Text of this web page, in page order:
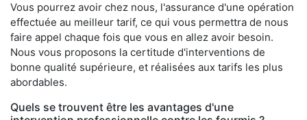
Vous pourrez avoir chez nous, l'assurance d'une opération
effectuée au meilleur tarif, ce qui vous permettra de nous
faire appel chaque fois que vous en allez avoir besoin.
Nous vous proposons la certitude d'interventions de
bonne qualité supérieure, et réalisées aux tarifs les plus
abordables.
Quels se trouvent être les avantages d'une